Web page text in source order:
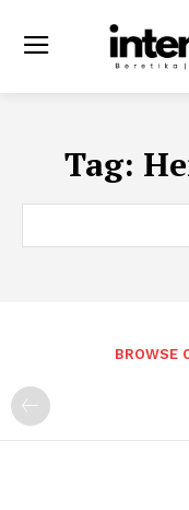
Tag:
BROWSE